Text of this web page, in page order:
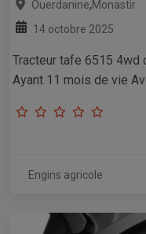
Ouerdanine,Monastir
14 octobre 2025
Tracteur tafe 6515 4wd
Ayant 11 mois de vie
Engins agricole